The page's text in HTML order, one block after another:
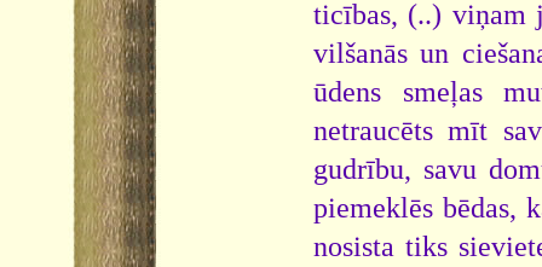
ticības, (..)
vilšanās un
ūdens smeļas
netraucēts mīt
gudrību, savu
piemeklēs bēdas,
nosista tiks